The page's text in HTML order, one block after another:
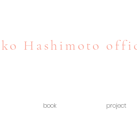
Hashimoto
book project